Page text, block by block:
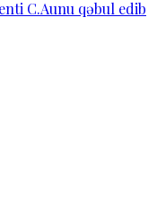
C.Aunu qəbul edib